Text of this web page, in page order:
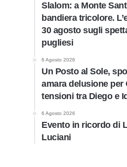
Slalom: a Monte
bandiera tricolore.
30 agosto sugli
pugliesi
6 Agosto 2026
Un Posto al Sole,
amara delusione per
tensioni tra Diego e
6 Agosto 2026
Evento in ricordo di
Luciani